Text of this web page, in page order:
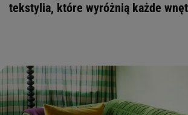
tekstylia, które wyróżnią każde